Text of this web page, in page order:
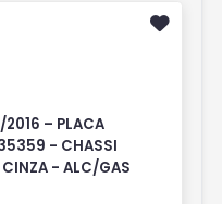
2016 – PLACA
- CHASSI
- ALC/GAS